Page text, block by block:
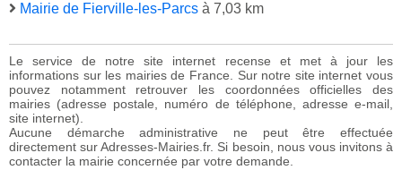
Mairie de Fierville-les-Parcs à 7,03 km
Le service de notre site internet recense et met à jour les
informations sur les mairies de France. Sur notre site internet vous
pouvez notamment retrouver les coordonnées officielles des
mairies (adresse postale, numéro de téléphone, adresse e-mail,
site internet).
Aucune démarche administrative ne peut être effectuée
directement sur Adresses-Mairies.fr. Si besoin, nous vous invitons à
contacter la mairie concernée par votre demande.